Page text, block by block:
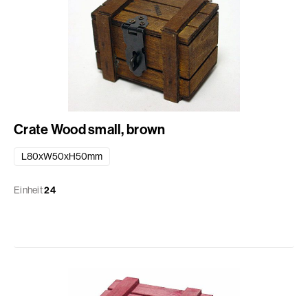
Crate Wood small, brown
L80xW50xH50mm
Einheit24